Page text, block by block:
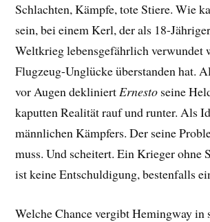
Schlachten, Kämpfe, tote Stiere. Wie
sein, bei einem Kerl, der als 18-
Weltkrieg lebensgefährlich verwundet
Flugzeug-Unglücke überstanden hat.
vor Augen dekliniertErnesto seine
kaputten Realität rauf und runter. Als
männlichen Kämpfers. Der seine
muss. Und scheitert. Ein Krieger ohne
ist keine Entschuldigung, bestenfalls
Welche Chance vergibt Hemingway in